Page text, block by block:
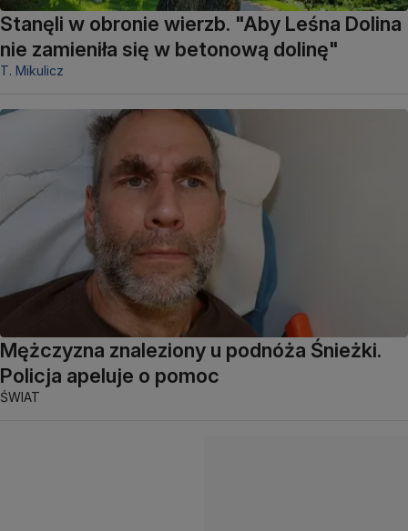
Stanęli w obronie wierzb. "Aby Leśna Dolina
nie zamieniła się w betonową dolinę"
T. Mikulicz
Mężczyzna znaleziony u podnóża Śnieżki.
Policja apeluje o pomoc
ŚWIAT